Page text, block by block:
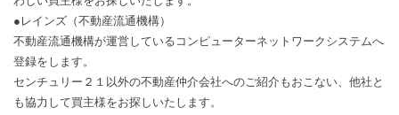
●レインズ（不動産流通機構）
不動産流通機構が運営しているコンピューターネットワークシステムへ
登録をします。
センチュリー２１以外の不動産仲介会社へのご紹介もおこない、他社と
も協力して買主様をお探しいたします。